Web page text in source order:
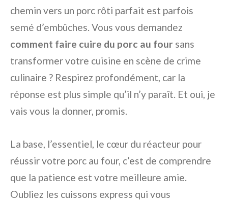
chemin vers un porc rôti parfait est parfois
semé d’embûches. Vous vous demandez
comment faire cuire du porc au four sans
transformer votre cuisine en scène de crime
culinaire ? Respirez profondément, car la
réponse est plus simple qu’il n’y paraît. Et oui, je
vais vous la donner, promis.
La base, l’essentiel, le cœur du réacteur pour
réussir votre porc au four, c’est de comprendre
que la patience est votre meilleure amie.
Oubliez les cuissons express qui vous